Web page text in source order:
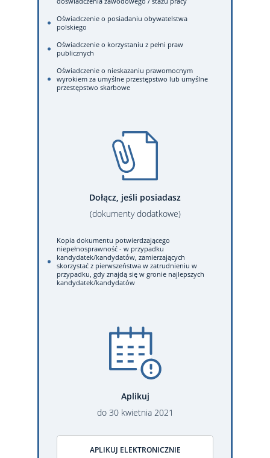
Oświadczenie o posiadaniu obywatelstwa
polskiego
Oświadczenie o korzystaniu z pełni praw
publicznych
Oświadczenie o nieskazaniu prawomocnym
wyrokiem za umyślne przestępstwo lub umyślne
przestępstwo skarbowe
Dołącz, jeśli posiadasz
(dokumenty dodatkowe)
Kopia dokumentu potwierdzającego
niepełnosprawność - w przypadku
kandydatek/kandydatów, zamierzających
skorzystać z pierwszeństwa w zatrudnieniu w
przypadku, gdy znajdą się w gronie najlepszych
kandydatek/kandydatów
Aplikuj
do 30 kwietnia 2021
APLIKUJ ELEKTRONICZNIE